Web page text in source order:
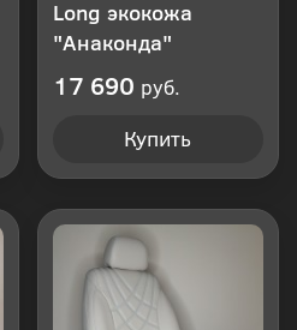
Long экокожа
"Анаконда"
17 690 руб.
Купить